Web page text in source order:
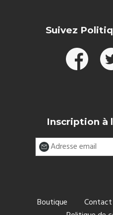
Suivez
Inscription à
Boutique Contact